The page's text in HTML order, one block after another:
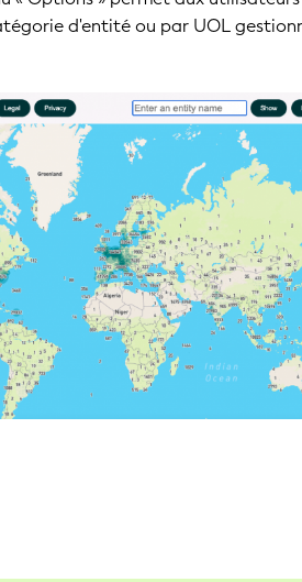
d'entité ou par UOL